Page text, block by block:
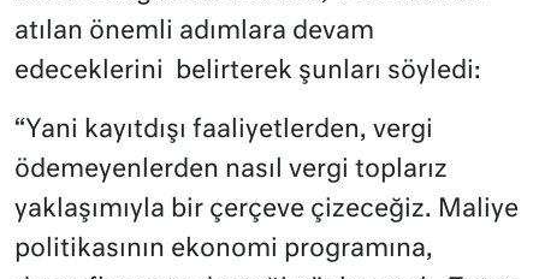
atılan önemli adımlara devam
edeceklerini
belirterek şunları söyledi:
“Yani kayıtdışı faaliyetlerden, vergi
ödemeyenlerden nasıl vergi toplarız
yaklaşımıyla bir çerçeve çizeceğiz. Maliye
politikasının ekonomi programına,